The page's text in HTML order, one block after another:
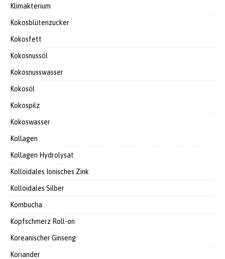
Klimakterium
Kokosblütenzucker
Kokosfett
Kokosnussöl
Kokosnusswasser
Kokosöl
Kokospilz
Kokoswasser
Kollagen
Kollagen Hydrolysat
Kolloidales Ionisches Zink
Kolloidales Silber
Kombucha
Kopfschmerz Roll-on
Koreanischer Ginseng
Koriander